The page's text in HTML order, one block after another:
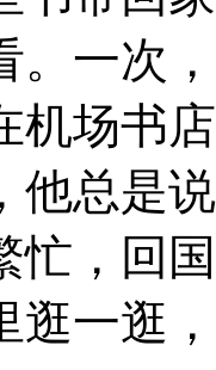
。一次
机场书
他总是
忙，回
逛一逛